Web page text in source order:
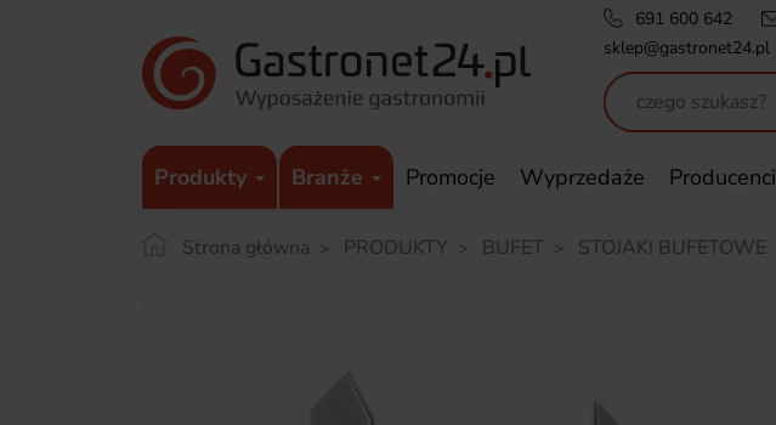
691 600 642
sklep@gastronet24.pl
Produkty Branże Promocje Wyprzedaże Producenci
Strona główna PRODUKTY BUFET STOJAKI BUFETOWE